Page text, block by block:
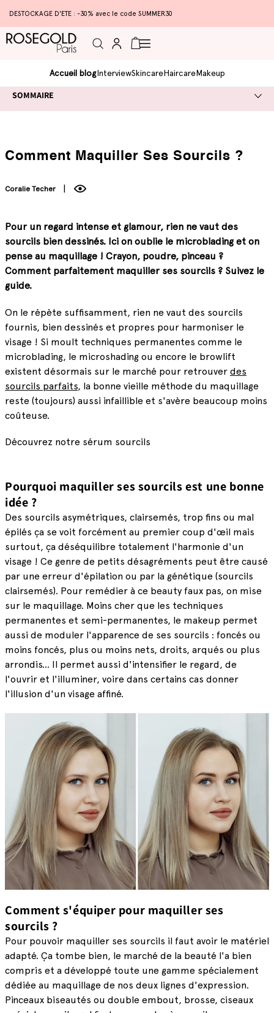
DESTOCKAGE D'ETE : -30% avec le code SUMMER30
ConnexionPanier
Accueil blogInterviewSkincareHaircareMakeup
SOMMAIRE
Comment Maquiller Ses Sourcils ?
Coralie Techer
Pour un regard intense et glamour, rien ne vaut des
sourcils bien dessinés. Ici on oublie le microblading et on
pense au maquillage ! Crayon, poudre, pinceau ?
Comment parfaitement maquiller ses sourcils ? Suivez le
guide.
On le répète suffisamment, rien ne vaut des sourcils
fournis, bien dessinés et propres pour harmoniser le
visage ! Si moult techniques permanentes comme le
microblading, le microshading ou encore le browlift
existent désormais sur le marché pour retrouver des
sourcils parfaits, la bonne vieille méthode du maquillage
reste (toujours) aussi infaillible et s'avère beaucoup moins
coûteuse.
Découvrez notre sérum sourcils
Pourquoi maquiller ses sourcils est une bonne
idée ?
Des sourcils asymétriques, clairsemés, trop fins ou mal
épilés ça se voit forcément au premier coup d'œil mais
surtout, ça déséquilibre totalement l'harmonie d'un
visage ! Ce genre de petits désagréments peut être causé
par une erreur d'épilation ou par la génétique (sourcils
clairsemés). Pour remédier à ce beauty faux pas, on mise
sur le maquillage. Moins cher que les techniques
permanentes et semi-permanentes, le makeup permet
aussi de moduler l'apparence de ses sourcils : foncés ou
moins foncés, plus ou moins nets, droits, arqués ou plus
arrondis... Il permet aussi d'intensifier le regard, de
l'ouvrir et l'illuminer, voire dans certains cas donner
l'illusion d'un visage affiné.
Comment s'équiper pour maquiller ses
sourcils ?
Pour pouvoir maquiller ses sourcils il faut avoir le matériel
adapté. Ça tombe bien, le marché de la beauté l'a bien
compris et a développé toute une gamme spécialement
dédiée au maquillage de nos deux lignes d'expression.
Pinceaux biseautés ou double embout, brosse, ciseaux